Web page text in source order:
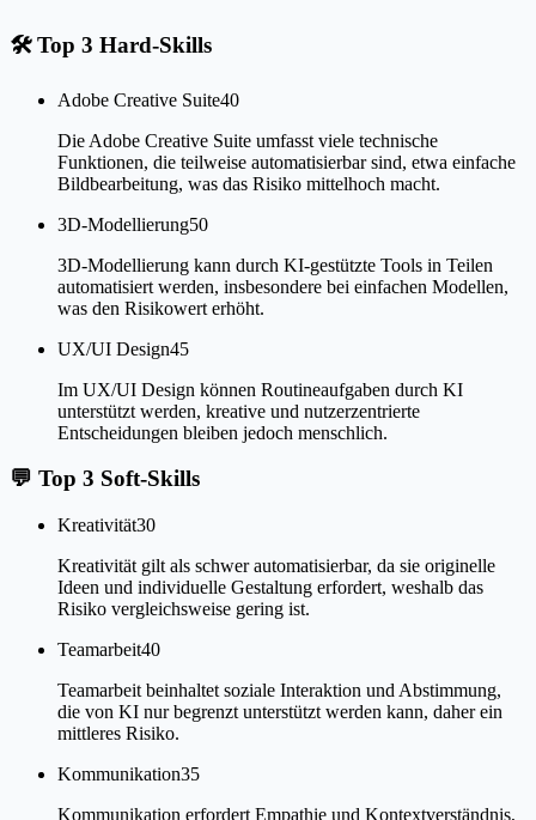
🛠Top 3 Hard-Skills
Adobe Creative Suite40
Die Adobe Creative Suite umfasst viele technische
Funktionen, die teilweise automatisierbar sind, etwa einfache
Bildbearbeitung, was das Risiko mittelhoch macht.
3D-Modellierung50
3D-Modellierung kann durch KI-gestützte Tools in Teilen
automatisiert werden, insbesondere bei einfachen Modellen,
was den Risikowert erhöht.
UX/UI Design45
Im UX/UI Design können Routineaufgaben durch KI
unterstützt werden, kreative und nutzerzentrierte
Entscheidungen bleiben jedoch menschlich.
💬 Top 3 Soft-Skills
Kreativität30
Kreativität gilt als schwer automatisierbar, da sie originelle
Ideen und individuelle Gestaltung erfordert, weshalb das
Risiko vergleichsweise gering ist.
Teamarbeit40
Teamarbeit beinhaltet soziale Interaktion und Abstimmung,
die von KI nur begrenzt unterstützt werden kann, daher ein
mittleres Risiko.
Kommunikation35
Kommunikation erfordert Empathie und Kontextverständnis,